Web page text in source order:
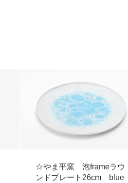
☆やま平窯 泡frameラウ
ンドプレート26cm blue